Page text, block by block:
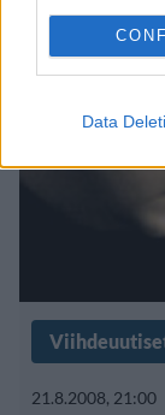
Data
21.8.2008, 21:00